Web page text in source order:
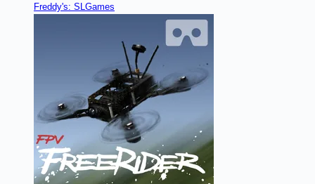
Freddy's: SL Games